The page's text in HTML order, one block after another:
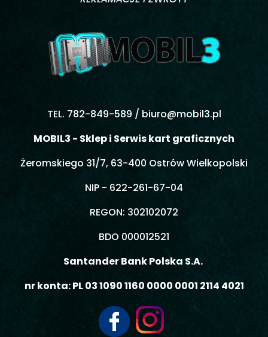
TEL. 782-849-589 / biuro@mobil3.pl
MOBIL3 - Sklep i Serwis kart graficznych
Żeromskiego 31/7, 63-400 Ostrów Wielkopolski
NIP - 622-261-67-04
REGON: 302102072
BDO 000012521
Santander Bank Polska S.A.
nr konta: PL 03 1090 1160 0000 0001 2114 4021